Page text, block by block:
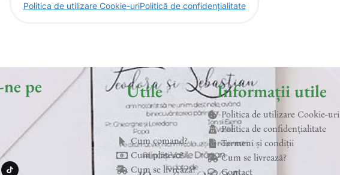
Politica de utilizare Cookie-uriPolitică de confidențialitate
pe
T
i
k
Utile
Cum comand?
Cum plătesc?
Cum se livrează?
Informații utile
Politica de utilizare Cookie-uri
Politica de confidențialitate
Termeni și condiții
Cum se livrează?
Contact